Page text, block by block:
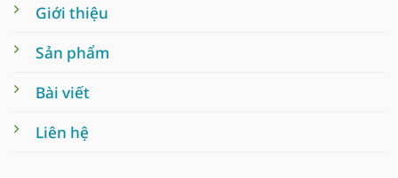
Giới thiệu
Sản phẩm
Bài viết
Liên hệ